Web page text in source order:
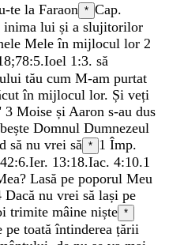
te la Faraon * Cap.
inima lui și a slujitorilor
Meleîn mijlocul lor 2
;78:5.Ioel 1:3. să
tău cum M-am purtat
în mijlocul lor. Și veți
3 Moise și Aaron s-au dus
Domnul Dumnezeul
să nu vrei să * 1 Împ.
.Ier. 13:18.Iac. 4:10.1
? Lasă pe poporul Meu
Dacă nu vrei să lași pe
trimite mâine niște *
pe toatăîntinderea țării